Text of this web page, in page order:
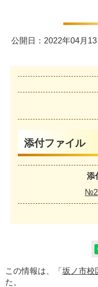
公開日：2022年04月
添付ファイル
添
この情報は、「 坂ノ市校
た。